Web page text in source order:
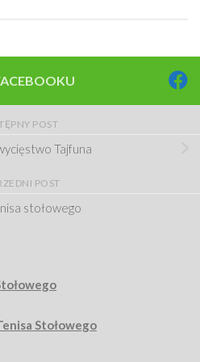
POST
Tajfuna
POST
stołowego
Stołowego